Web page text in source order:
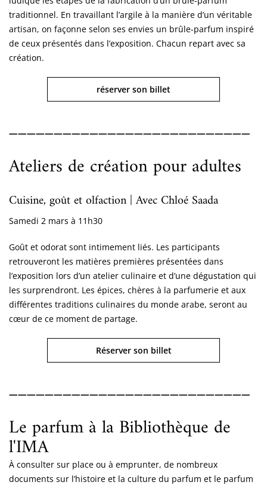
traditionnel. En travaillant l’argile à la manière d’un véritable
artisan, on façonne selon ses envies un brûle-parfum inspiré
de ceux présentés dans l’exposition. Chacun repart avec sa
création.
réserver son billet
___________________________
Ateliers de création pour adultes
Cuisine, goût et olfaction | Avec Chloé Saada
Samedi 2 mars à 11h30
Goût et odorat sont intimement liés. Les participants
retrouveront les matières premières présentées dans
l’exposition lors d’un atelier culinaire et d’une dégustation qui
les surprendront. Les épices, chères à la parfumerie et aux
différentes traditions culinaires du monde arabe, seront au
cœur de ce moment de partage.
Réserver son billet
___________________________
Le parfum à la Bibliothèque de
l'IMA
À consulter sur place ou à emprunter, de nombreux
documents sur l’histoire et la culture du parfum et le parfum